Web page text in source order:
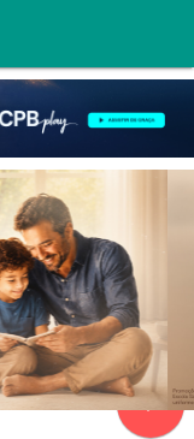
navigate_next